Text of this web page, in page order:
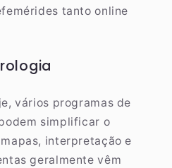
tanto online
vários programas de
simplificar o
interpretação e
geralmente vêm